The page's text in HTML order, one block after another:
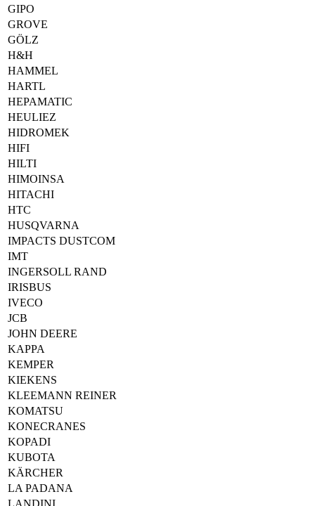
GIPO
GROVE
GÖLZ
H&H
HAMMEL
HARTL
HEPAMATIC
HEULIEZ
HIDROMEK
HIFI
HILTI
HIMOINSA
HITACHI
HTC
HUSQVARNA
IMPACTS DUSTCOM
IMT
INGERSOLL RAND
IRISBUS
IVECO
JCB
JOHN DEERE
KAPPA
KEMPER
KIEKENS
KLEEMANN REINER
KOMATSU
KONECRANES
KOPADI
KUBOTA
KÄRCHER
LA PADANA
LANDINI